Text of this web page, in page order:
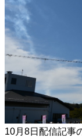
10月8日配信記事